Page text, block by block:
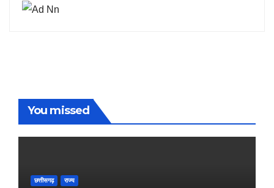
You missed
छत्तीसगढ़ राज्य